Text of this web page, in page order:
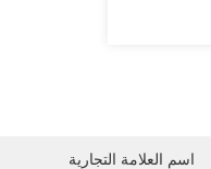
اسم العلامة التجارية